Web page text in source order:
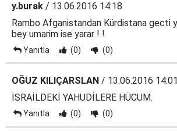
y.burak / 13.06.2016 14:18
Rambo Afganistandan Kürdistana gecti
bey umarim ise yarar ! !
Yanıtla (0) (0)
OĞUZ KILIÇARSLAN / 13.06.2016 14:01
İSRAİLDEKİ YAHUDİLERE HÜCUM.
Yanıtla (0) (0)